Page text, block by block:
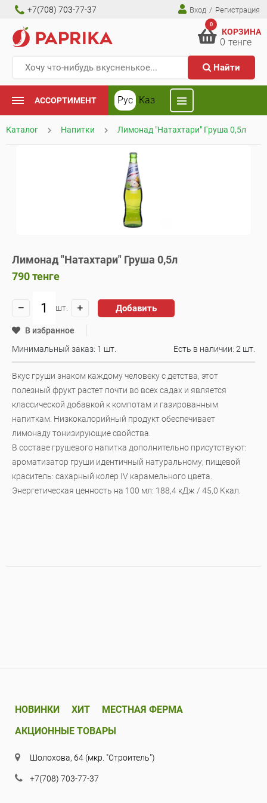
+7(708) 703-77-37 Вход / Регистрация
Найти
0
КОРЗИНА
0 тенге
АССОРТИМЕНТ Рус Каз
Каталог Напитки Лимонад "Натахтари" Груша 0,5л
Лимонад "Натахтари" Груша 0,5л
790тенге
шт. Добавить
В избранное
Минимальный заказ: 1 шт.
Есть в наличии: 2 шт.
Вкус груши знаком каждому человеку с детства, этот
полезный фрукт растет почти во всех садах и является
классической добавкой к компотам и газированным
напиткам. Низкокалорийный продукт обеспечивает
лимонаду тонизирующие свойства.
В составе грушевого напитка дополнительно присутствуют:
ароматизатор груши идентичный натуральному; пищевой
краситель: сахарный колер IV карамельного цвета.
Энергетическая ценность на 100 мл: 188,4 кДж / 45,0 Ккал.
НОВИНКИ ХИТ
МЕСТНАЯ ФЕРМА
АКЦИОННЫЕ ТОВАРЫ
Шолохова, 64 (мкр. "Строитель")
+7(708) 703-77-37